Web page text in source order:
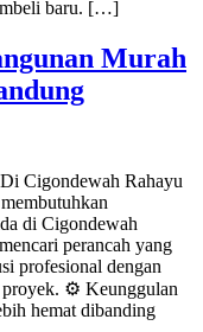
baru. […]
Murah
Cigondewah Rahayu
di Cigondewah
perancah yang
profesional dengan
proyek. ⚙️ Keunggulan
hemat dibanding